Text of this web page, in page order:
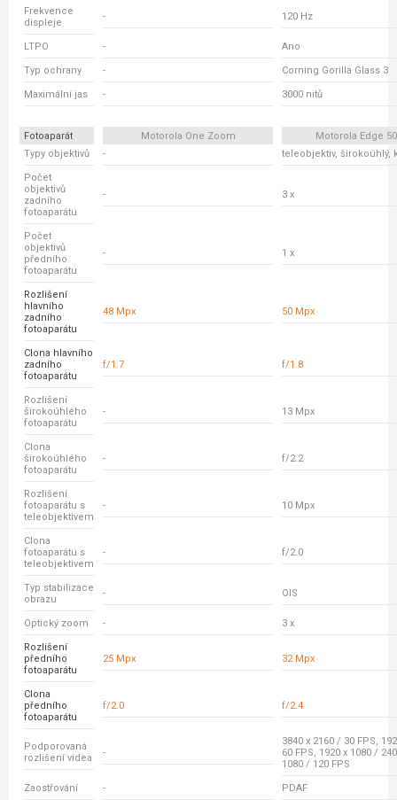
Frekvence
displeje
- 120 Hz
LTPO - Ano
Typ ochrany - Corning Gorilla Glass 3
Maximální jas - 3000 nitů
Fotoaparát Motorola One Zoom
Motorola Edge
Typy objektivů
- teleobjektiv, širokoúhlý,
Počet
objektivů
zadního
fotoaparátu
- 3 x
Počet
objektivů
předního
fotoaparátu
- 1 x
Rozlišení
hlavního
zadního
fotoaparátu
48 Mpx 50 Mpx
Clona hlavního
zadního
fotoaparátu
f/1.7 f/1.8
Rozlišení
širokoúhlého
fotoaparátu
- 13 Mpx
Clona
širokoúhlého
fotoaparátu
- f/2.2
Rozlišení
fotoaparátu s
teleobjektivem
- 10 Mpx
Clona
fotoaparátu s
teleobjektivem
- f/2.0
Typ stabilizace
obrazu
- OIS
Optický zoom - 3 x
Rozlišení
předního
fotoaparátu
25 Mpx 32 Mpx
Clona
předního
fotoaparátu
f/2.0 f/2.4
Podporovaná
rozlišení videa
-
3840 x 2160 / 30 FPS,
60 FPS, 1920 x 1080 /
1080 / 120 FPS
Zaostřování - PDAF